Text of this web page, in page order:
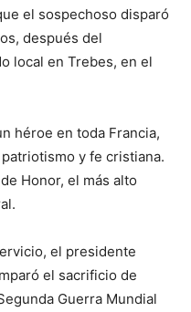
el sospechoso disparó
después del
local en Trebes, en el
héroe en toda Francia,
y fe cristiana.
Honor, el más alto
el presidente
el sacrificio de
Guerra Mundial